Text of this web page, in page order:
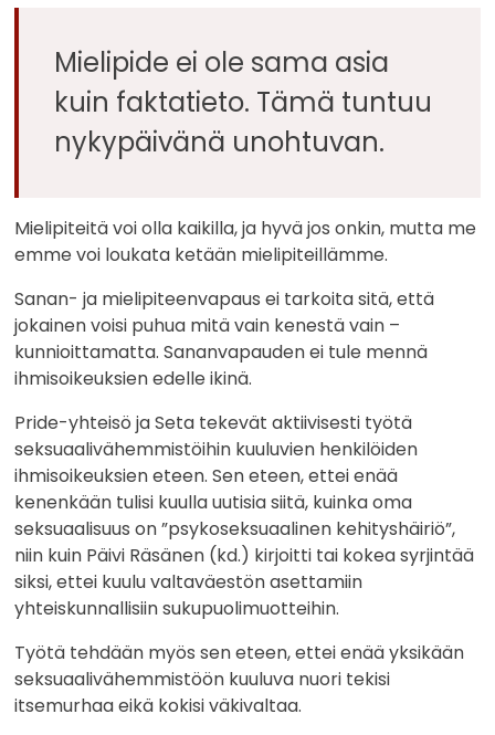
Mielipide ei ole sama asia
kuin faktatieto. Tämä tuntuu
nykypäivänä unohtuvan.
Mielipiteitä voi olla kaikilla, ja hyvä jos onkin, mutta me
emme voi loukata ketään mielipiteillämme.
Sanan- ja mielipiteenvapaus ei tarkoita sitä, että
jokainen voisi puhua mitä vain kenestä vain –
kunnioittamatta. Sananvapauden ei tule mennä
ihmisoikeuksien edelle ikinä.
Pride-yhteisö ja Seta tekevät aktiivisesti työtä
seksuaalivähemmistöihin kuuluvien henkilöiden
ihmisoikeuksien eteen. Sen eteen, ettei enää
kenenkään tulisi kuulla uutisia siitä, kuinka oma
seksuaalisuus on ”psykoseksuaalinen kehityshäiriö”,
niin kuin Päivi Räsänen (kd.) kirjoitti tai kokea syrjintää
siksi, ettei kuulu valtaväestön asettamiin
yhteiskunnallisiin sukupuolimuotteihin.
Työtä tehdään myös sen eteen, ettei enää yksikään
seksuaalivähemmistöön kuuluva nuori tekisi
itsemurhaa eikä kokisi väkivaltaa.